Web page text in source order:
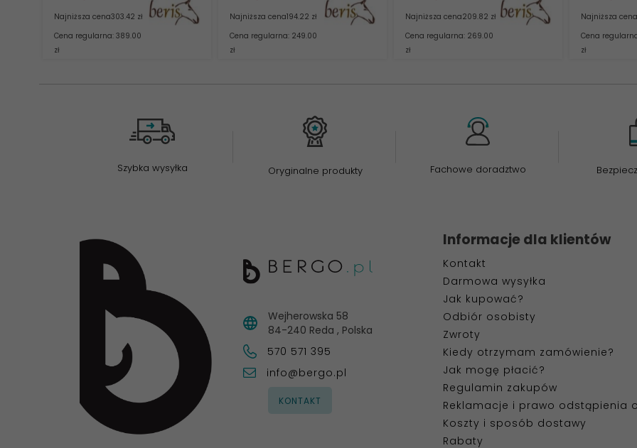
Najniższa cena303.42 zł
Cena regularna: 389.00
zł
Najniższa cena194.22 zł
Cena regularna: 249.00
zł
Najniższa cena209.82 zł
Cena regularna: 269.00
zł
Najniższa cena
Cena
zł
Szybka wysyłka Oryginalne produkty Fachowe doradztwo
Wejherowska 58
84-240 Reda , Polska
570 571 395
info@bergo.pl
KONTAKT
Informacje dla klientów
Kontakt
Darmowa wysyłka
Jak kupować?
Odbiór osobisty
Zwroty
Kiedy otrzymam zamówienie?
Jak mogę płacić?
Regulamin zakupów
Reklamacje i prawo odstąpienia
Koszty i sposób dostawy
Rabaty